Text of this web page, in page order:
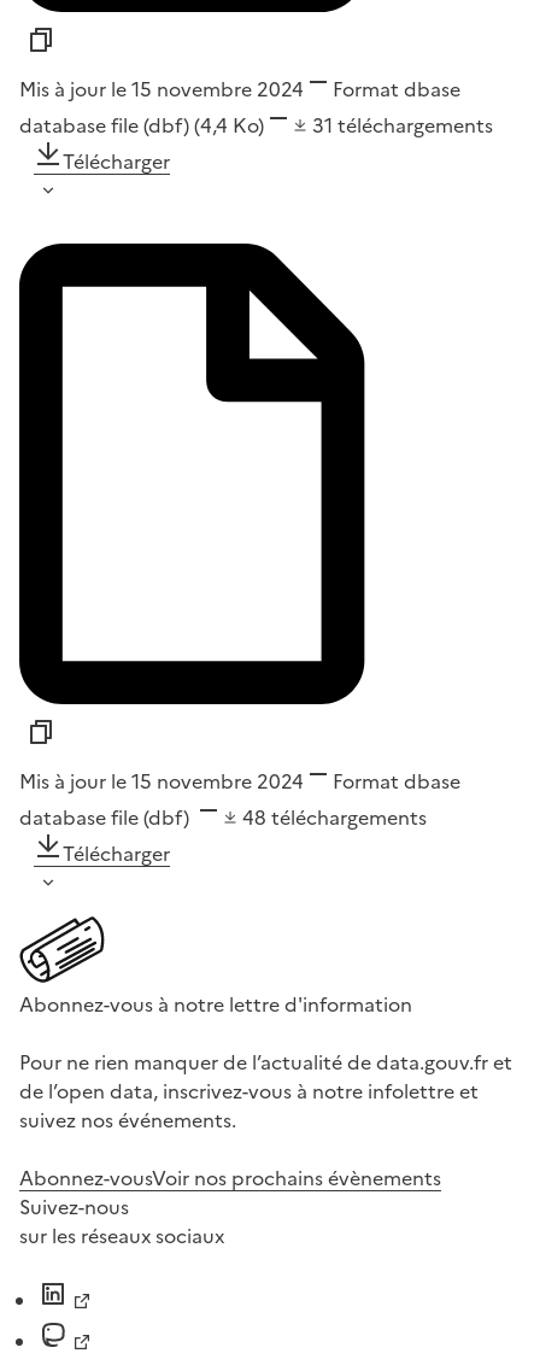
Mis à jour le 15 novembre 2024 Format dbase
database file (dbf)(4,4 Ko) 31 téléchargements
Télécharger
Mis à jour le 15 novembre 2024 Format dbase
database file (dbf)
48 téléchargements
Télécharger
Abonnez-vous à notre lettre d'information
Pour ne rien manquer de l’actualité de data.gouv.fr et
de l’open data, inscrivez-vous à notre infolettre et
suivez nos événements.
Abonnez-vousVoir nos prochains évènements
Suivez-nous
sur les réseaux sociaux